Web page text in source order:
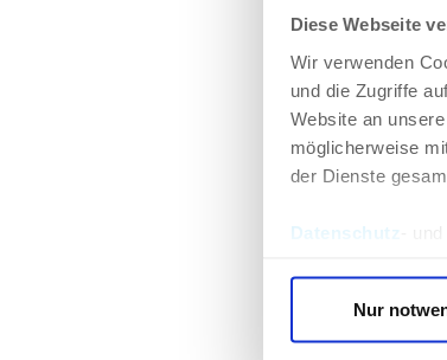
Diese Webseite
Wir verwenden
und die Zugriffe
Website an
möglicherweise
der Dienste
Datenschutz
Nur
So misst
zur